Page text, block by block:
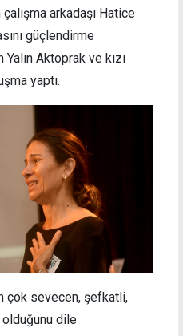
arkadaşı Hatice
güçlendirme
Yalın Aktoprak ve kızı
yaptı.
çok sevecen, şefkatli,
dile